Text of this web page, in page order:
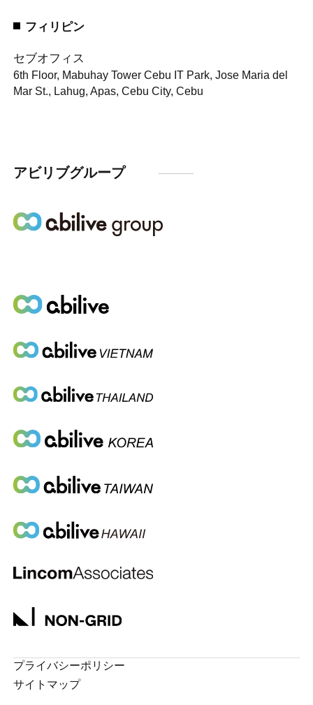
フィリピン
セブオフィス
6th Floor, Mabuhay Tower Cebu IT Park, Jose Maria del
Mar St., Lahug, Apas, Cebu City, Cebu
アビリブグループ
プライバシーポリシー
サイトマップ